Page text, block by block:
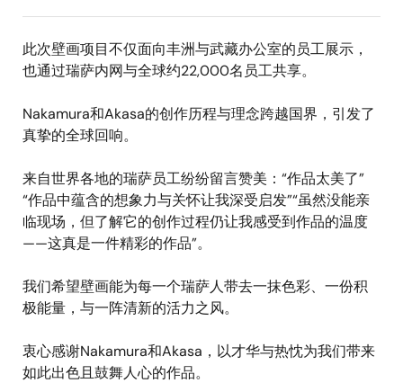
此次壁画项目不仅面向丰洲与武藏办公室的员工展示，
也通过瑞萨内网与全球约22,000名员工共享。
Nakamura和Akasa的创作历程与理念跨越国界，引发了
真挚的全球回响。
来自世界各地的瑞萨员工纷纷留言赞美：“作品太美了”
“作品中蕴含的想象力与关怀让我深受启发”“虽然没能亲
临现场，但了解它的创作过程仍让我感受到作品的温度
——这真是一件精彩的作品”。
我们希望壁画能为每一个瑞萨人带去一抹色彩、一份积
极能量，与一阵清新的活力之风。
衷心感谢Nakamura和Akasa，以才华与热忱为我们带来
如此出色且鼓舞人心的作品。